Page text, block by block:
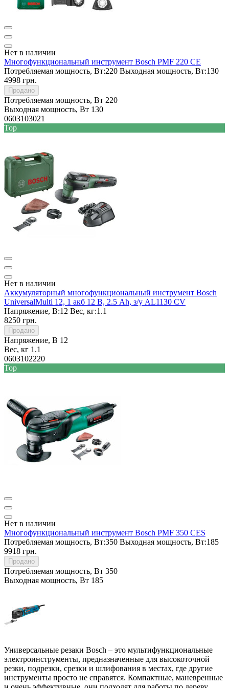
Нет в наличии
Многофункциональный инструмент Bosch PMF 220 CE
Потребляемая мощность, Вт:220 Выходная мощность, Вт:130
4998 грн.
Продано
Потребляемая мощность, Вт 220
Выходная мощность, Вт 130
0603103021
Top
Нет в наличии
Аккумуляторный многофункциональный инструмент Bosch
UniversalMulti 12, 1 акб 12 В, 2.5 Ah, з/у AL1130 CV
Напряжение, В:12 Вес, кг:1.1
8250 грн.
Продано
Напряжение, В 12
Вес, кг 1.1
0603102220
Top
Нет в наличии
Многофункциональный инструмент Bosch PMF 350 CES
Потребляемая мощность, Вт:350 Выходная мощность, Вт:185
9918 грн.
Продано
Потребляемая мощность, Вт 350
Выходная мощность, Вт 185
Универсальные резаки Bosch – это мультифункциональные
электроинструменты, предназначенные для высокоточной
резки, подрезки, срезки и шлифования в местах, где другие
инструменты просто не справятся. Компактные, маневренные